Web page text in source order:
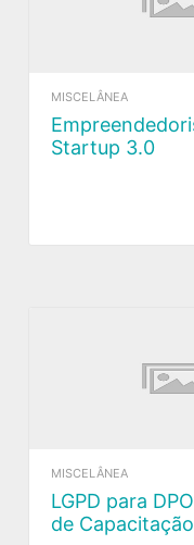
MISCELÂNEA
Empreendedorismo e
Startup 3.0
MISCELÂNEA
LGPD para DPO’s: Curso
de Capacitação